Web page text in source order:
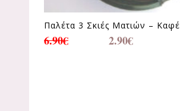
Παλέτα 3 Σκιές Ματιών – Καφέ
6.90€ 2.90€